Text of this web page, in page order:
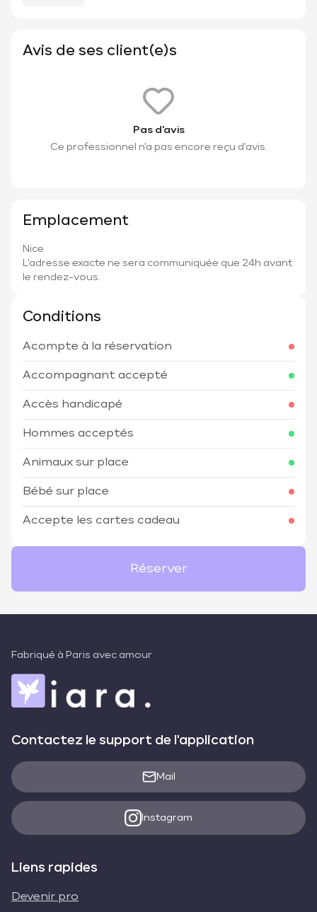
Avis de ses client(e)s
Pas d'avis
Ce professionnel n'a pas encore reçu d'avis.
Emplacement
Nice
L'adresse exacte ne sera communiquée que 24h avant
le rendez-vous.
Conditions
Acompte à la réservation
Accompagnant accepté
Accès handicapé
Hommes acceptés
Animaux sur place
Bébé sur place
Accepte les cartes cadeau
Réserver
Fabriqué à Paris avec amour
Contactez le support de l'application
Mail
Instagram
Liens rapides
Devenir pro